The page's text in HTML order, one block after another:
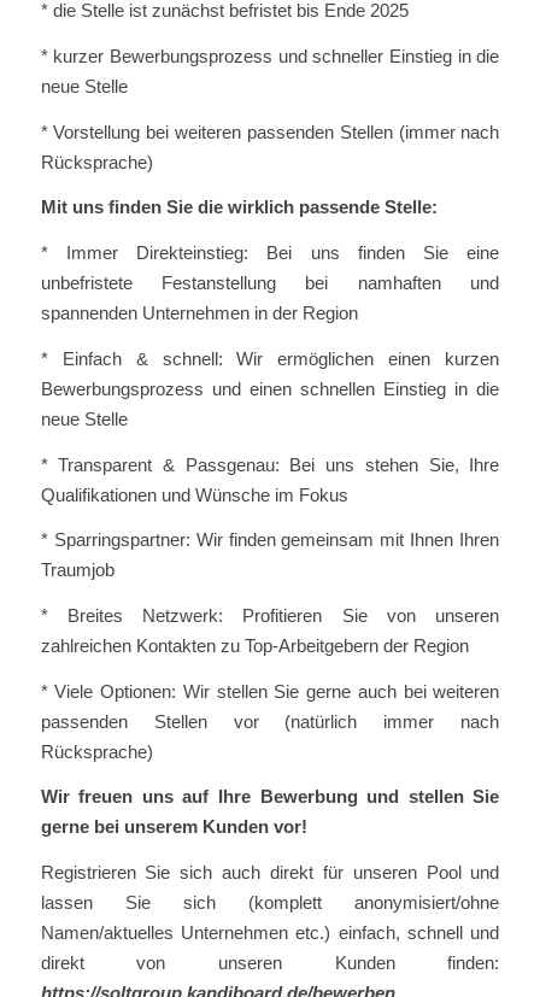
* die Stelle ist zunächst befristet bis Ende 2025
* kurzer Bewerbungsprozess und schneller Einstieg in die
neue Stelle
* Vorstellung bei weiteren passenden Stellen (immer nach
Rücksprache)
Mit uns finden Sie die wirklich passende Stelle:
* Immer Direkteinstieg: Bei uns finden Sie eine
unbefristete Festanstellung bei namhaften und
spannenden Unternehmen in der Region
* Einfach & schnell: Wir ermöglichen einen kurzen
Bewerbungsprozess und einen schnellen Einstieg in die
neue Stelle
* Transparent & Passgenau: Bei uns stehen Sie, Ihre
Qualifikationen und Wünsche im Fokus
* Sparringspartner: Wir finden gemeinsam mit Ihnen Ihren
Traumjob
* Breites Netzwerk: Profitieren Sie von unseren
zahlreichen Kontakten zu Top-Arbeitgebern der Region
* Viele Optionen: Wir stellen Sie gerne auch bei weiteren
passenden Stellen vor (natürlich immer nach
Rücksprache)
Wir freuen uns auf Ihre Bewerbung und stellen Sie
gerne bei unserem Kunden vor!
Registrieren Sie sich auch direkt für unseren Pool und
lassen Sie sich (komplett anonymisiert/ohne
Namen/aktuelles Unternehmen etc.) einfach, schnell und
direkt von unseren Kunden finden: